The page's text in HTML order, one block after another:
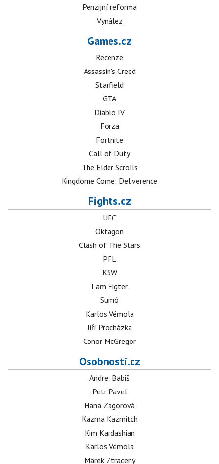
Penzijní reforma
Vynález
Games.cz
Recenze
Assassin's Creed
Starfield
GTA
Diablo IV
Forza
Fortnite
Call of Duty
The Elder Scrolls
Kingdome Come: Deliverence
Fights.cz
UFC
Oktagon
Clash of The Stars
PFL
KSW
I am Figter
Sumó
Karlos Vémola
Jiří Procházka
Conor McGregor
Osobnosti.cz
Andrej Babiš
Petr Pavel
Hana Zagorová
Kazma Kazmitch
Kim Kardashian
Karlos Vémola
Marek Ztracený